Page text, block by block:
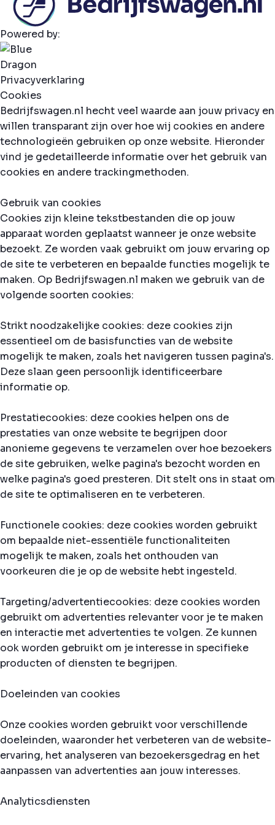
Powered by:
Privacyverklaring
Cookies
Bedrijfswagen.nl hecht veel waarde aan jouw privacy en
willen transparant zijn over hoe wij cookies en andere
technologieën gebruiken op onze website. Hieronder
vind je gedetailleerde informatie over het gebruik van
cookies en andere trackingmethoden.
Gebruik van cookies
Cookies zijn kleine tekstbestanden die op jouw
apparaat worden geplaatst wanneer je onze website
bezoekt. Ze worden vaak gebruikt om jouw ervaring op
de site te verbeteren en bepaalde functies mogelijk te
maken. Op Bedrijfswagen.nl maken we gebruik van de
volgende soorten cookies:
Strikt noodzakelijke cookies: deze cookies zijn
essentieel om de basisfuncties van de website
mogelijk te maken, zoals het navigeren tussen pagina's.
Deze slaan geen persoonlijk identificeerbare
informatie op.
Prestatiecookies: deze cookies helpen ons de
prestaties van onze website te begrijpen door
anonieme gegevens te verzamelen over hoe bezoekers
de site gebruiken, welke pagina's bezocht worden en
welke pagina's goed presteren. Dit stelt ons in staat om
de site te optimaliseren en te verbeteren.
Functionele cookies: deze cookies worden gebruikt
om bepaalde niet-essentiële functionaliteiten
mogelijk te maken, zoals het onthouden van
voorkeuren die je op de website hebt ingesteld.
Targeting/advertentiecookies: deze cookies worden
gebruikt om advertenties relevanter voor je te maken
en interactie met advertenties te volgen. Ze kunnen
ook worden gebruikt om je interesse in specifieke
producten of diensten te begrijpen.
Doeleinden van cookies
Onze cookies worden gebruikt voor verschillende
doeleinden, waaronder het verbeteren van de website-
ervaring, het analyseren van bezoekersgedrag en het
aanpassen van advertenties aan jouw interesses.
Analyticsdiensten